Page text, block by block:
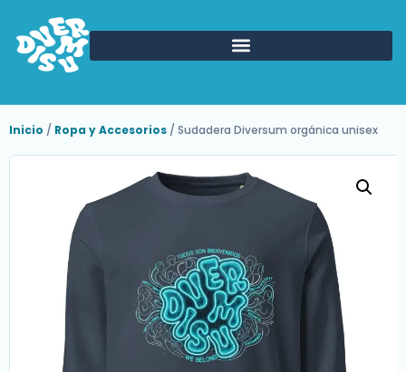
Inicio / Ropa y Accesorios / Sudadera Diversum orgánica unisex